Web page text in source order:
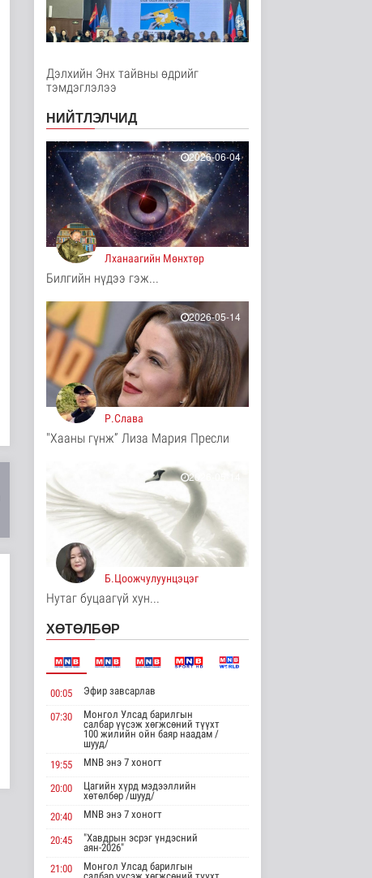
Газар чөлөөлөлт, нөхөн
олговрын асуудлыг
хуулийн..
9 цаг 47 минутын өмнө
могойд хатгуулахаас
сэрэмжлээрэй
Эрүүл мэнд
11 цаг 54 минутын өмнө
Ц.Идэрбат: Мал
эмнэлгийн салбарын
өрсөлдөх чадва..
Нийгэм
11 цаг 3 минутын өмнө
салбарт “Oxus Metals
Улс төр
11 цаг 17 минутын өмнө
COP17 хурлын үеэр
"Нарантуул",
"Дүнжингарав" худ..
Нийгэм
11 цаг 25 минутын өмнө
Европ дахь "Монгол гэр"
Энтертайнмент
12 цаг 34 минутын өмнө
Унгар Улс эрчим хүчээ
хэмнэх зорилгоор
хязгаарла..
Дэлхийд
12 цаг 48 минутын өмнө
жолооны болон..
Нийгэм
12 цаг 52 минутын өмнө
баатарлаг тууль" эрдэм
шин..
Танин мэдэхүй
12 цаг 4 минутын өмнө
МҮОНРТ-ийн Үндэсний
зөвлөлийн даргаар
Н.Монсор д..
12 цаг 8 минутын өмнө
АНУ полисиликон
Дэлхийн Энх тайвны өдрийг
тэмдэглэлээ
НИЙТЛЭЛЧИД
2026-06-04
Лханаагийн Мөнхтөр
Билгийн нүдээ гэж...
2026-05-14
Р.Слава
"Хааны гүнж” Лиза Мария Пресли
2026-05-14
Б.Цоожчулуунцэцэг
Нутаг буцаагүй хун...
ХӨТӨЛБӨР
00:05 Эфир завсарлав
07:30
Монгол Улсад барилгын
салбар үүсэж хөгжсөний түүхт
100 жилийн ойн баяр наадам /
шууд/
19:55
MNB энэ 7 хоногт
20:00
Цагийн хүрд мэдээллийн
хөтөлбөр /шууд/
20:40
MNB энэ 7 хоногт
20:45
"Хавдрын эсрэг үндэсний
аян-2026"
21:00
Монгол Улсад барилгын